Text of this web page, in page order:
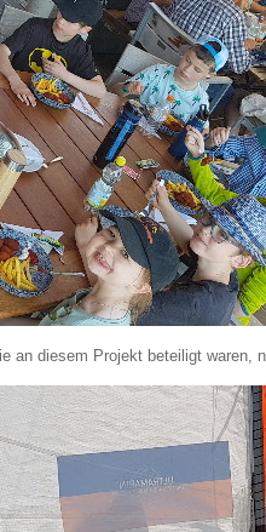
an diesem Projekt beteiligt waren,